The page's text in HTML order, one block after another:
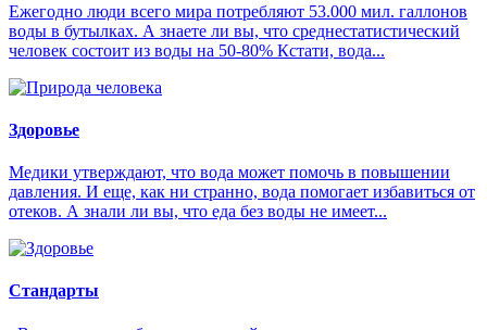
Ежегодно люди всего мира потребляют 53.000 мил. галлонов
воды в бутылках. А знаете ли вы, что среднестатистический
человек состоит из воды на 50-80% Кстати, вода...
Здоровье
Медики утверждают, что вода может помочь в повышении
давления. И еще, как ни странно, вода помогает избавиться от
отеков. А знали ли вы, что еда без воды не имеет...
Стандарты